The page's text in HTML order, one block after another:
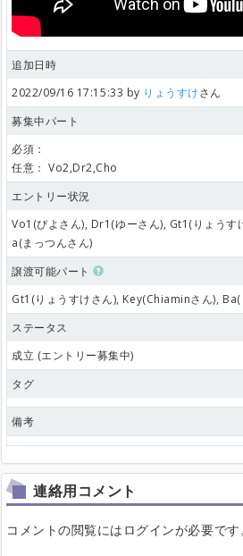
追加日時
2022/09/16 17:15:33 by りょうすけさん
募集中パート
必須：
任意： Vo2,Dr2,Cho
エントリー状況
Vo1(ぴよさん), Dr1(ゆーさん), Gt1(りょうす
a(まっつんさん)
譲渡可能パート
Gt1(りょうすけさん), Key(Chiaminさん),
ステータス
成立 (エントリー募集中)
タグ
備考
連絡用コメント
コメントの閲覧にはログインが必要です